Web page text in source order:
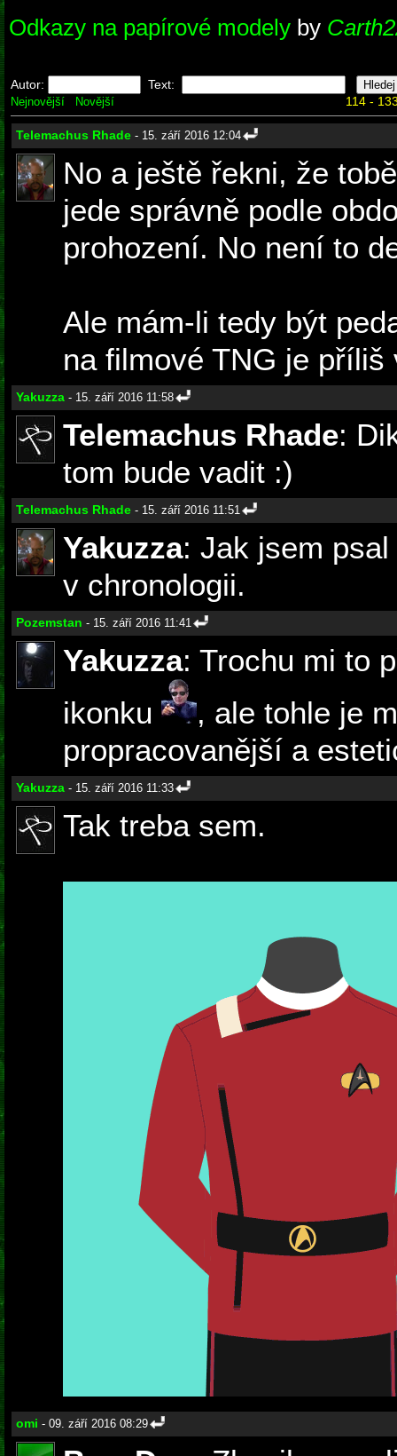
Odkazy na papírové modely by
Autor: Text:
Nejnovější Novější 114 -
Telemachus Rhade - 15. září 2016 12:04
No a ještě řekni, že
jede správně podle
prohození. No není to
Ale mám-li tedy být
na filmové TNG je příliš
Yakuzza - 15. září 2016 11:58
Telemachus Rhade:
tom bude vadit :)
Telemachus Rhade - 15. září 2016 11:51
Yakuzza: Jak jsem
v chronologii.
Pozemstan - 15. září 2016 11:41
Yakuzza: Trochu mi to
ikonku
, ale tohle je
propracovanější a
Yakuzza - 15. září 2016 11:33
Tak treba sem.
omi - 09. září 2016 08:29